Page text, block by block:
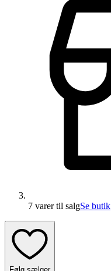
7 varertil salgSe butik